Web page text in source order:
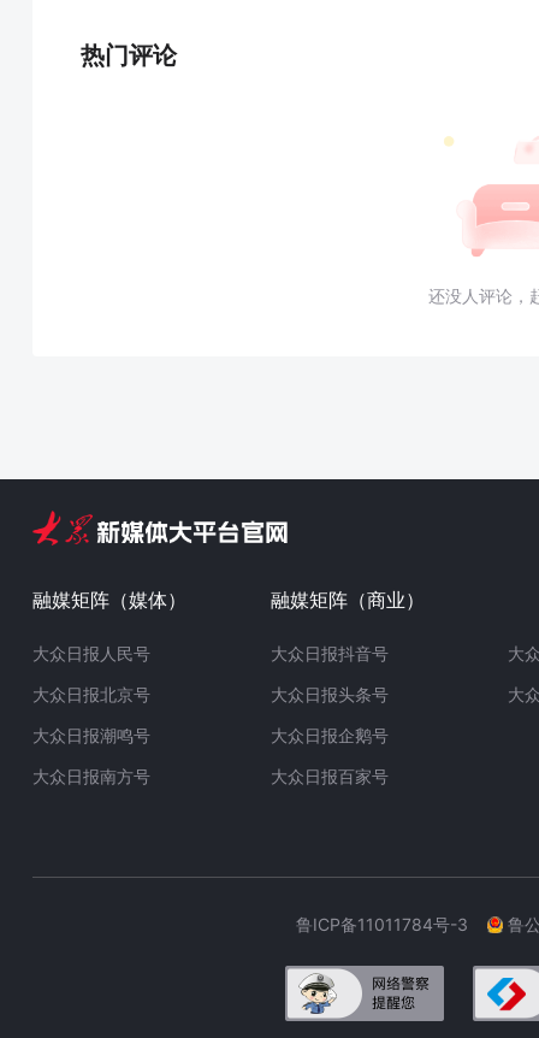
热门评论
还没人评论，
融媒矩阵（媒体）
大众日报人民号
大众日报北京号
大众日报潮鸣号
大众日报南方号
融媒矩阵（商业）
大众日报抖音号
大众日报头条号
大众日报企鹅号
大众日报百家号
大
大
鲁ICP备11011784号-3 鲁